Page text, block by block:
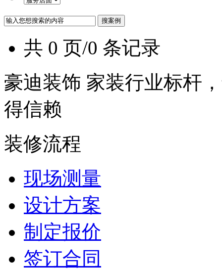
共 0 页/0 条记录
豪迪装饰 家装行业标杆
得信赖
装修流程
现场测量
设计方案
制定报价
签订合同